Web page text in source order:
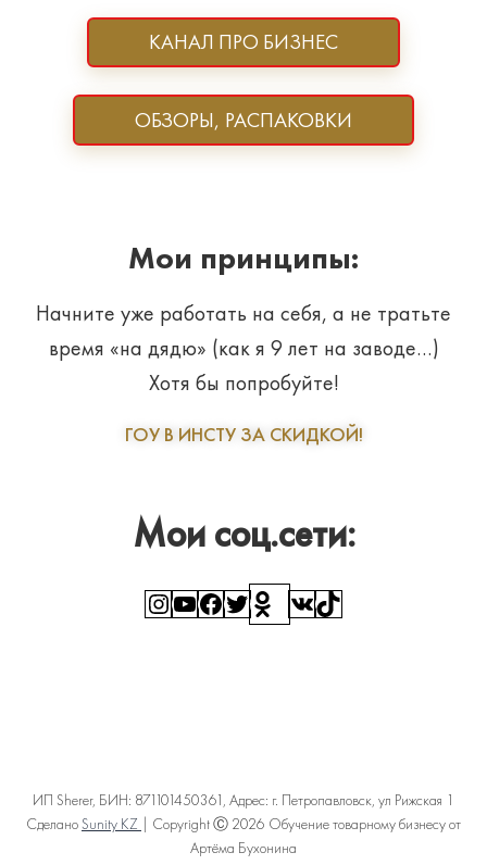
КАНАЛ ПРО БИЗНЕС
ОБЗОРЫ, РАСПАКОВКИ
Мои принципы:
Начните уже работать на себя, а не тратьте
время «на дядю» (как я 9 лет на заводе…)
Хотя бы попробуйте!
ГОУ В ИНСТУ ЗА СКИДКОЙ!
Мои соц.сети:
Instagram
YouTube
Facebook
Twitter
Ссылка
ВКонтакте
TikTok
ИП Sherer, БИН: 871101450361, Адрес: г. Петропавловск, ул Рижская 1
Сделано Sunity KZ | Copyright Ⓒ 2026 Обучение товарному бизнесу от
Артёма Бухонина